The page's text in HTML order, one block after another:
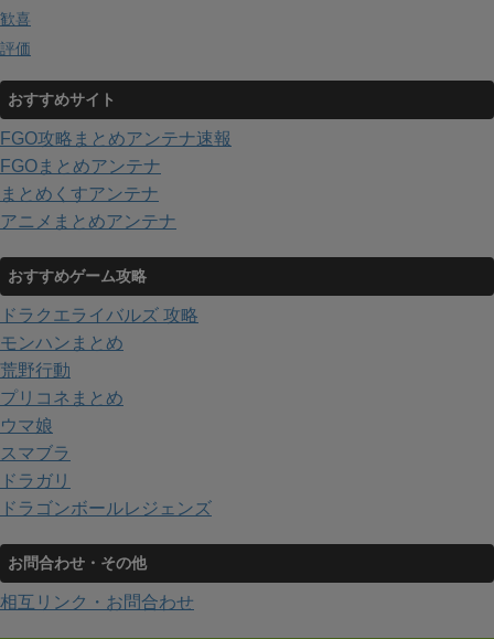
歓喜
評価
おすすめサイト
FGO攻略まとめアンテナ速報
FGOまとめアンテナ
まとめくすアンテナ
アニメまとめアンテナ
おすすめゲーム攻略
ドラクエライバルズ 攻略
モンハンまとめ
荒野行動
プリコネまとめ
ウマ娘
スマブラ
ドラガリ
ドラゴンボールレジェンズ
お問合わせ・その他
相互リンク・お問合わせ